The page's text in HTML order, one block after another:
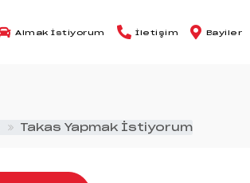
Almak İstiyorum İletişim Bayiler
Takas Yapmak İstiyorum